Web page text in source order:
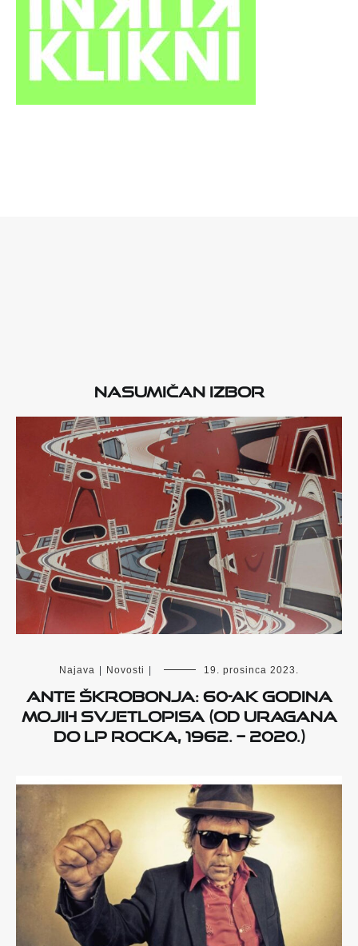
Nasumičan izbor
Najava Novosti 19. prosinca 2023.
Ante Škrobonja: 60-ak godina
mojih svjetlopisa (Od Uragana
do LP Rocka, 1962. – 2020.)